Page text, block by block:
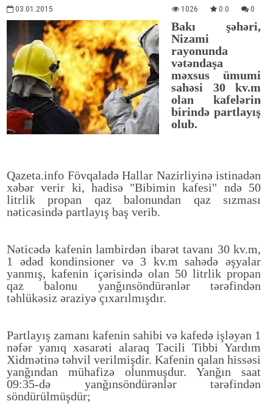
03.01.2015 1026 0.0 0
Bakı şəhəri,
Nizami
rayonunda
vətəndaşa
məxsus ümumi
sahəsi 30 kv.m
olan kafelərin
birində partlayış
olub.
Qazeta.info Fövqaladə Hallar Nazirliyinə istinadən
xəbər verir ki, hadisə "Bibimin kafesi" ndə 50
litrlik propan qaz balonundan qaz sızması
nəticəsində partlayış baş verib.
Nəticədə kafenin lambirdən ibarət tavanı 30 kv.m,
1 ədəd kondinsioner və 3 kv.m sahədə əşyalar
yanmış, kafenin içərisində olan 50 litrlik propan
qaz balonu yanğınsöndürənlər tərəfindən
təhlükəsiz əraziyə çıxarılmışdır.
Partlayış zamanı kafenin sahibi və kafedə işləyən 1
nəfər yanıq xəsarəti alaraq Təcili Tibbi Yardım
Xidmətinə təhvil verilmişdir. Kafenin qalan hissəsi
yanğından mühafizə olunmuşdur. Yanğın saat
09:35-də yanğınsöndürənlər tərəfindən
söndürülmüşdür;